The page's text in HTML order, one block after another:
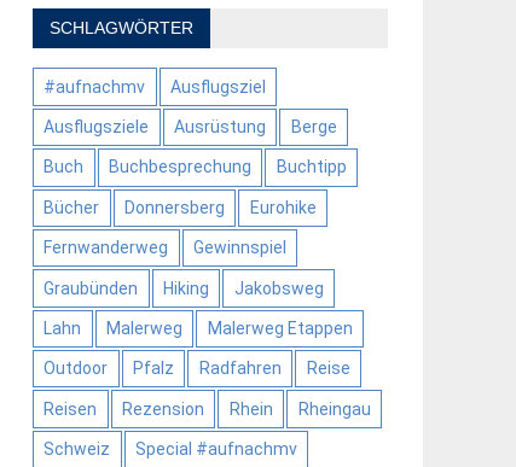
SCHLAGWÖRTER
#aufnachmv Ausflugsziel
Ausflugsziele Ausrüstung Berge
Buch Buchbesprechung Buchtipp
Bücher Donnersberg Eurohike
Fernwanderweg Gewinnspiel
Graubünden Hiking Jakobsweg
Lahn Malerweg Malerweg Etappen
Outdoor Pfalz Radfahren Reise
Reisen Rezension Rhein Rheingau
Schweiz Special #aufnachmv